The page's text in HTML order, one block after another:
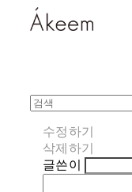
수정하기
삭제하기
글쓴이